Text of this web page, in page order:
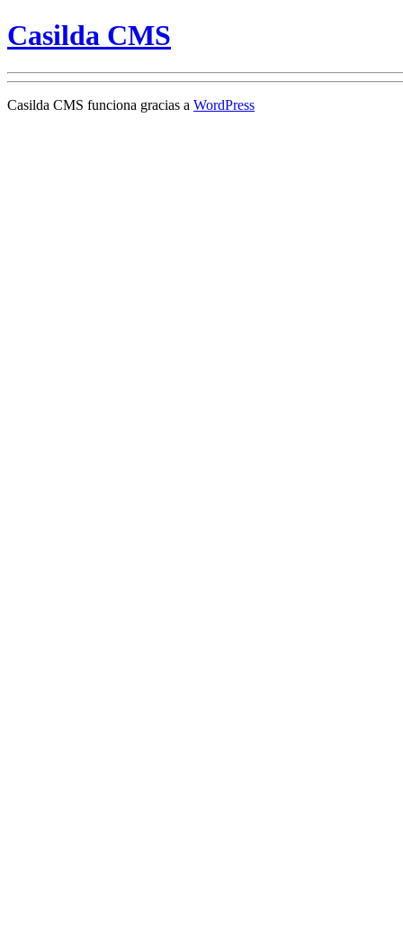
Casilda CMS
Casilda CMS funciona gracias a WordPress